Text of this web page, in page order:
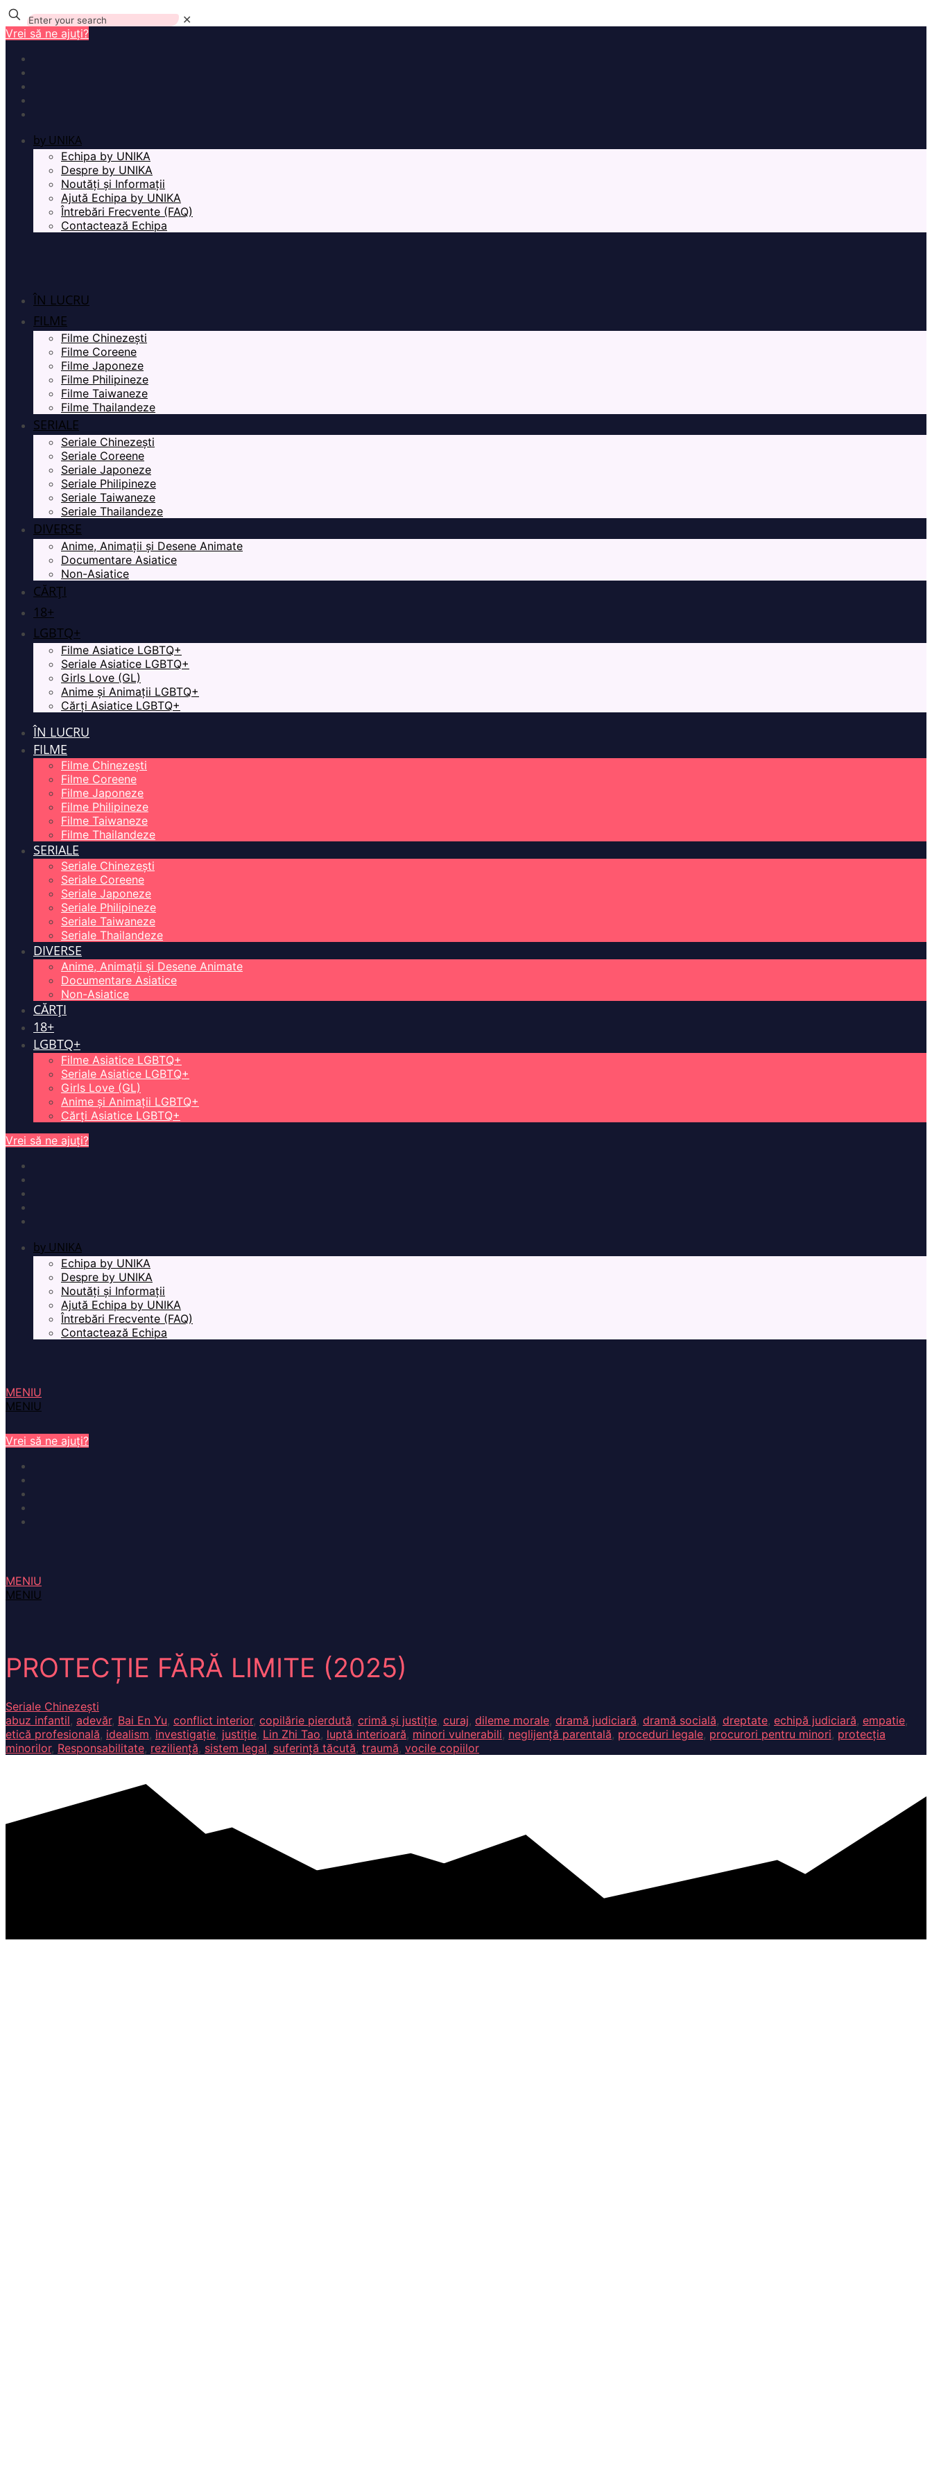
✕
Vrei să ne ajuți?
by UNIKA
Echipa by UNIKA
Despre by UNIKA
Noutăți și Informații
Ajută Echipa by UNIKA
Întrebări Frecvente (FAQ)
Contactează Echipa
ÎN LUCRU
FILME
Filme Chinezești
Filme Coreene
Filme Japoneze
Filme Philipineze
Filme Taiwaneze
Filme Thailandeze
SERIALE
Seriale Chinezești
Seriale Coreene
Seriale Japoneze
Seriale Philipineze
Seriale Taiwaneze
Seriale Thailandeze
DIVERSE
Anime, Animații și Desene Animate
Documentare Asiatice
Non-Asiatice
CĂRȚI
18+
LGBTQ+
Filme Asiatice LGBTQ+
Seriale Asiatice LGBTQ+
Girls Love (GL)
Anime și Animații LGBTQ+
Cărți Asiatice LGBTQ+
ÎN LUCRU
FILME
Filme Chinezești
Filme Coreene
Filme Japoneze
Filme Philipineze
Filme Taiwaneze
Filme Thailandeze
SERIALE
Seriale Chinezești
Seriale Coreene
Seriale Japoneze
Seriale Philipineze
Seriale Taiwaneze
Seriale Thailandeze
DIVERSE
Anime, Animații și Desene Animate
Documentare Asiatice
Non-Asiatice
CĂRȚI
18+
LGBTQ+
Filme Asiatice LGBTQ+
Seriale Asiatice LGBTQ+
Girls Love (GL)
Anime și Animații LGBTQ+
Cărți Asiatice LGBTQ+
Vrei să ne ajuți?
by UNIKA
Echipa by UNIKA
Despre by UNIKA
Noutăți și Informații
Ajută Echipa by UNIKA
Întrebări Frecvente (FAQ)
Contactează Echipa
MENIU
MENIU
Vrei să ne ajuți?
MENIU
MENIU
PROTECȚIE FĂRĂ LIMITE (2025)
Seriale Chinezești
abuz infantil, adevăr, Bai En Yu, conflict interior, copilărie pierdută, crimă și justiție, curaj, dileme morale, dramă judiciară, dramă socială, dreptate, echipă judiciară, empatie,
etică profesională, idealism, investigație, justiție, Lin Zhi Tao, luptă interioară, minori vulnerabili, neglijență parentală, proceduri legale, procurori pentru minori, protecția
minorilor, Responsabilitate, reziliență, sistem legal, suferință tăcută, traumă, vocile copiilor